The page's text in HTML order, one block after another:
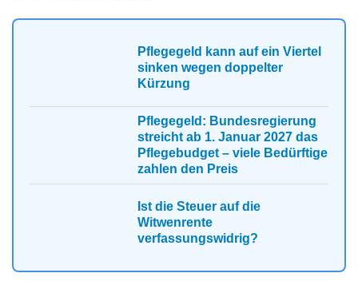
Pflegegeld kann auf ein Viertel
sinken wegen doppelter
Kürzung
Pflegegeld: Bundesregierung
streicht ab 1. Januar 2027 das
Pflegebudget – viele Bedürftige
zahlen den Preis
Ist die Steuer auf die
Witwenrente
verfassungswidrig?